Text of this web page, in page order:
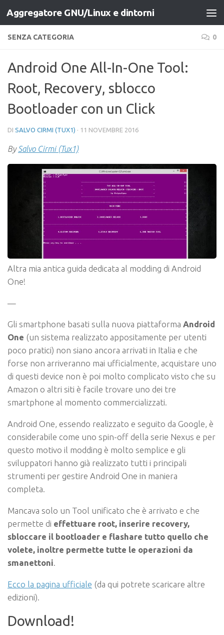
Salta al contenuto
Aggregatore GNU/Linux e dintorni
SENZA CATEGORIA 0
Android One All-In-One Tool:
Root, Recovery, sblocco
Bootloader con un Click
DI SALVO CIRMI (TUX1) · 11 NOVEMBRE 2016
BySalvo Cirmi (Tux1)
Altra mia antica guida dedicata al modding di Android
One!
—
Gli smartphone basati sulla nuova piattaforma Android
One (un sistema realizzato appositamente per utenti
poco pratici) non siano ancora arrivati in Italia e che
forse non arriveranno mai ufficialmente, acquistare uno
di questi device non è poi molto complicato visto che su
Amazon o altri siti è facile trovare uno dei tre
smartphone al momento commercializzati.
Android One, essendo realizzato e seguito da Google, è
considerabile come uno spin-off della serie Nexus e per
questo motivo il modding è molto semplice e gli
sviluppatori hanno già realizzato tutti i principali
strumenti per gestire Android One in maniera
completa.
Mancava solo un Tool unificato che è arrivato e che
permette di effettuare root, inserire recovery,
sbloccare il bootloader e flashare tutto quello che
volete, inoltre permette tutte le operazioni da
smanettoni.
Ecco la pagina ufficiale (da qui potrete scaricare altre
edizioni).
Download!